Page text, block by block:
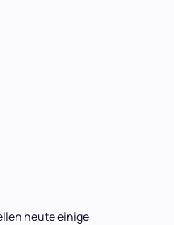
heute einige